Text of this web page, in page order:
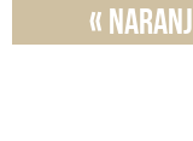
«